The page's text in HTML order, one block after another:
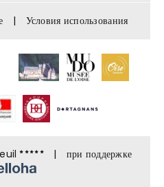
| Условия использования
| при поддержке